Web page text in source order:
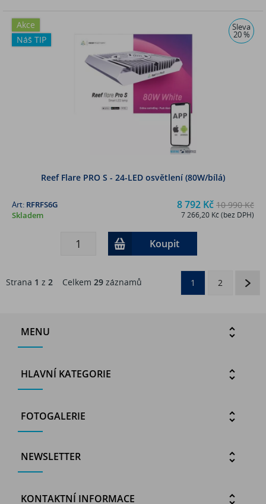
Akce
Náš TIP
Sleva
20 %
Reef Flare PRO S - 24-LED osvětlení (80W/bílá)
8 792 Kč 10 990 Kč
7 266,20 Kč (bez DPH)
Art: RFRFS6G
Skladem
Koupit
Strana 1 z 2 Celkem 29 záznamů 1 2
MENU
HLAVNÍ KATEGORIE
FOTOGALERIE
NEWSLETTER
KONTAKTNÍ INFORMACE